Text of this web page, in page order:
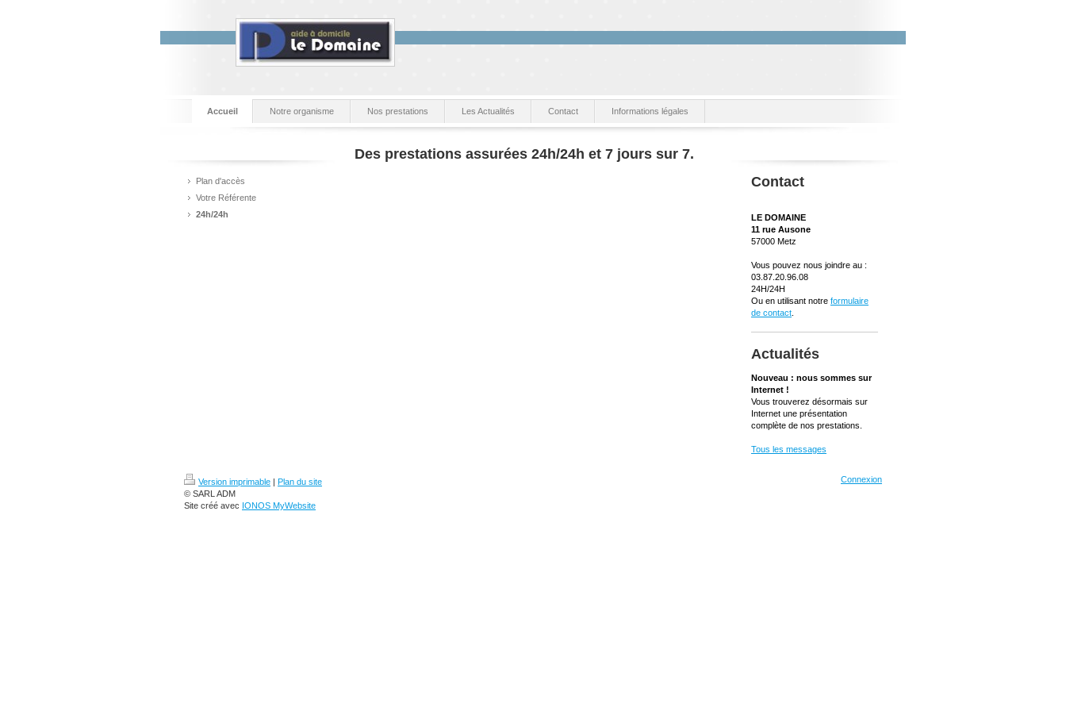
Accueil Notre organisme Nos prestations Les Actualités Contact Informations légales
Plan d'accès
Votre Référente
24h/24h
Des prestations assurées 24h/24h et 7 jours sur 7.
Contact
LE DOMAINE
11 rue Ausone
57000 Metz
Vous pouvez nous joindre au :
03.87.20.96.08
24H/24H
Ou en utilisant notre formulaire
de contact
Actualités
Nouveau : nous sommes sur
Internet !
Vous trouverez désormais sur
Internet une présentation
complète de nos prestations.
Tous les messages
Version imprimable | Plan du site
© SARL ADM
Site créé avec IONOS MyWebsite
Connexion